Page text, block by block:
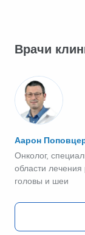
Врачи
Аарон
Онколог,
области лечения
головы и шеи